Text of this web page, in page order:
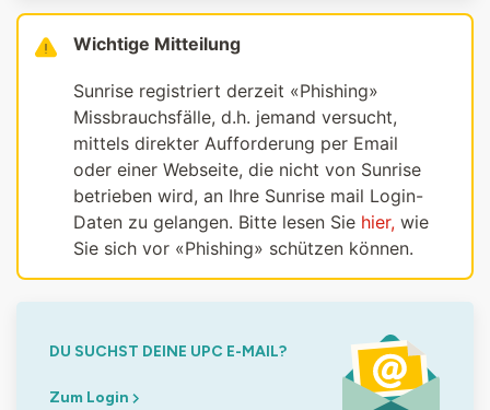
Wichtige Mitteilung
Sunrise registriert derzeit «Phishing»
Missbrauchsfälle, d.h. jemand versucht,
mittels direkter Aufforderung per Email
oder einer Webseite, die nicht von Sunrise
betrieben wird, an Ihre Sunrise mail Login-
Daten zu gelangen. Bitte lesen Sie hier, wie
Sie sich vor «Phishing» schützen können.
DU SUCHST DEINE UPC E-MAIL?
Zum Login